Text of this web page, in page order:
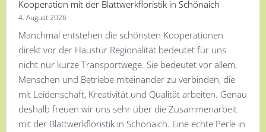
Kooperation mit der Blattwerkfloristik in Schönaich
4. August 2026
Manchmal entstehen die schönsten Kooperationen
direkt vor der Haustür Regionalität bedeutet für uns
nicht nur kurze Transportwege. Sie bedeutet vor allem,
Menschen und Betriebe miteinander zu verbinden, die
mit Leidenschaft, Kreativität und Qualität arbeiten. Genau
deshalb freuen wir uns sehr über die Zusammenarbeit
mit der Blattwerkfloristik in Schönaich. Eine echte Perle in